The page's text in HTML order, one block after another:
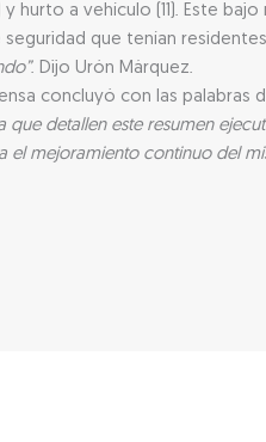
y hurto a vehículo (11). Este
que tenían
. Dijo Urón Márquez.
concluyó con las palabras
que detallen este resumen
el mejoramiento continuo del